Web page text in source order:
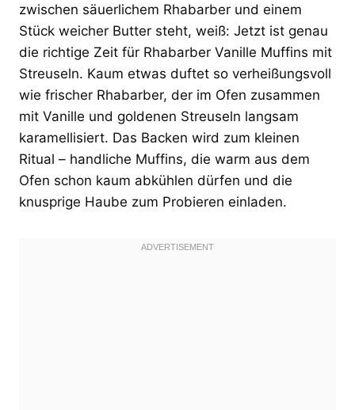
zwischen säuerlichem Rhabarber und einem
Stück weicher Butter steht, weiß: Jetzt ist genau
die richtige Zeit für Rhabarber Vanille Muffins mit
Streuseln. Kaum etwas duftet so verheißungsvoll
wie frischer Rhabarber, der im Ofen zusammen
mit Vanille und goldenen Streuseln langsam
karamellisiert. Das Backen wird zum kleinen
Ritual – handliche Muffins, die warm aus dem
Ofen schon kaum abkühlen dürfen und die
knusprige Haube zum Probieren einladen.